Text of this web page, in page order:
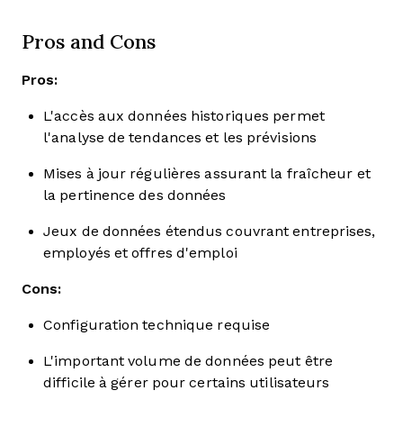
Pros and Cons
Pros:
L'accès aux données historiques permet
l'analyse de tendances et les prévisions
Mises à jour régulières assurant la fraîcheur et
la pertinence des données
Jeux de données étendus couvrant entreprises,
employés et offres d'emploi
Cons:
Configuration technique requise
L'important volume de données peut être
difficile à gérer pour certains utilisateurs